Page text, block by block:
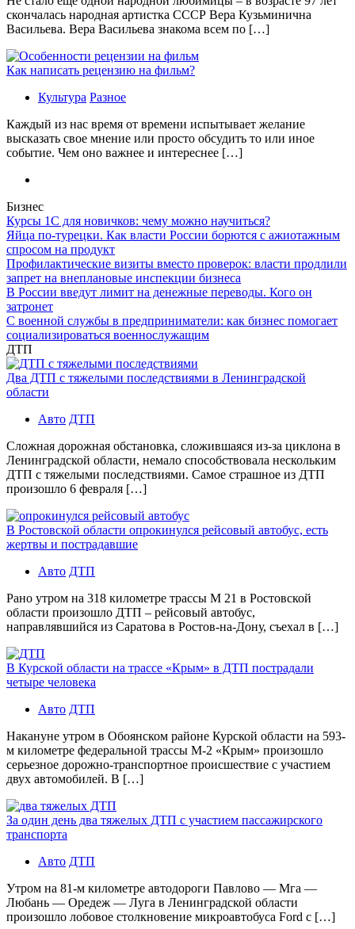
скончалась народная артистка СССР Вера Кузьминична
Васильева. Вера Васильева знакома всем по […]
Как написать рецензию на фильм?
Культура Разное
Каждый из нас время от времени испытывает желание
высказать свое мнение или просто обсудить то или иное
событие. Чем оно важнее и интереснее […]
Бизнес
Курсы 1С для новичков: чему можно научиться?
Яйца по-турецки. Как власти России борются с ажиотажным
спросом на продукт
Профилактические визиты вместо проверок: власти продлили
запрет на внеплановые инспекции бизнеса
В России введут лимит на денежные переводы. Кого он
затронет
С военной службы в предприниматели: как бизнес помогает
социализироваться военнослужащим
ДТП
Два ДТП с тяжелыми последствиями в Ленинградской
области
Авто ДТП
Сложная дорожная обстановка, сложившаяся из-за циклона в
Ленинградской области, немало способствовала нескольким
ДТП с тяжелыми последствиями. Самое страшное из ДТП
произошло 6 февраля […]
В Ростовской области опрокинулся рейсовый автобус, есть
жертвы и пострадавшие
Авто ДТП
Рано утром на 318 километре трассы М 21 в Ростовской
области произошло ДТП – рейсовый автобус,
направлявшийся из Саратова в Ростов-на-Дону, съехал в […]
В Курской области на трассе «Крым» в ДТП пострадали
четыре человека
Авто ДТП
Накануне утром в Обоянском районе Курской области на 593-
м километре федеральной трассы М-2 «Крым» произошло
серьезное дорожно-транспортное происшествие с участием
двух автомобилей. В […]
За один день два тяжелых ДТП с участием пассажирского
транспорта
Авто ДТП
Утром на 81-м километре автодороги Павлово — Мга —
Любань — Оредеж — Луга в Ленинградской области
произошло лобовое столкновение микроавтобуса Ford с […]